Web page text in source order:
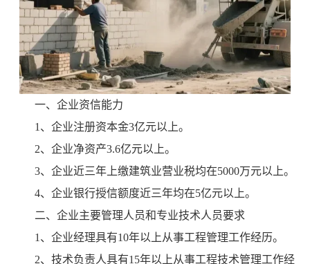
一、企业资信能力
1、企业注册资本金3亿元以上。
2、企业净资产3.6亿元以上。
3、企业近三年上缴建筑业营业税均在5000万元以上。
4、企业银行授信额度近三年均在5亿元以上。
二、企业主要管理人员和专业技术人员要求
1、企业经理具有10年以上从事工程管理工作经历。
2、技术负责人具有15年以上从事工程技术管理工作经